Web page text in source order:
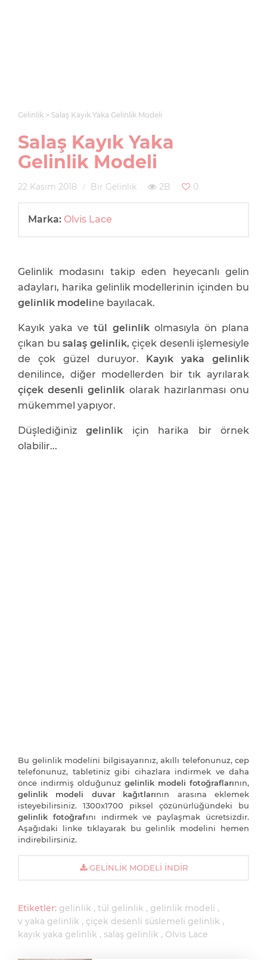
Gelinlik Salaş Kayık Yaka Gelinlik Modeli
Salaş Kayık Yaka
Gelinlik Modeli
22 Kasım 2018 Bir Gelinlik 2B 0
Marka: Olvis Lace
Gelinlik modasını takip eden heyecanlı gelin
adayları, harika gelinlik modellerinin içinden bu
gelinlik modeline bayılacak.
Kayık yaka vetül gelinlikolmasıyla ön plana
çıkan bu salaş gelinlik, çiçek desenli işlemesiyle
de çok güzel duruyor. Kayık yaka gelinlik
denilince, diğer modellerden bir tık ayrılarak
çiçek desenli gelinlik olarak hazırlanması onu
mükemmel yapıyor.
Düşlediğinizgelinlik için harika bir örnek
olabilir...
Bu gelinlik modelini bilgisayarınız, akıllı telefonunuz, cep
telefonunuz, tabletiniz gibi cihazlara indirmek ve daha
önce indirmiş olduğunuz gelinlik modeli fotoğraflarının,
gelinlik modeli duvar kağıtlarının arasına eklemek
isteyebilirsiniz. 1300x1700 piksel çözünürlüğündeki bu
gelinlik fotoğrafını indirmek ve paylaşmak ücretsizdir.
Aşağıdaki linke tıklayarak bu gelinlik modelini hemen
indirebilirsiniz.
GELINLIK MODELI İNDIR
Etiketler: gelinlik tül gelinlik
gelinlik modeli
v yaka gelinlik
çiçek desenli süslemeli gelinlik
kayık yaka gelinlik
salaş gelinlik Olvis Lace